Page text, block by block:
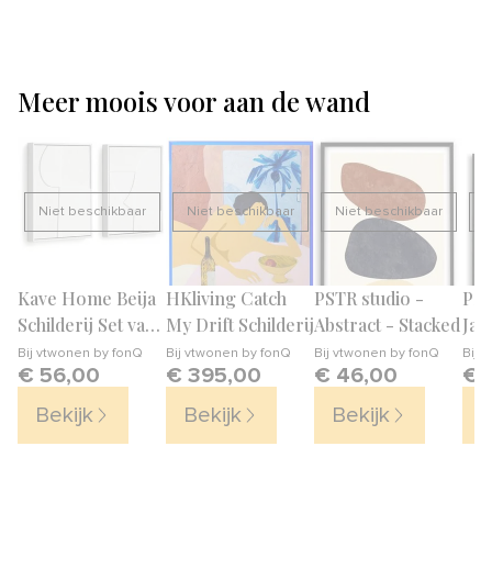
Meer moois voor aan de wand
Niet beschikbaar
Kave Home Beija
Schilderij Set van
2Bij vtwonen by fonQ
€ 56,00
Bekijk
Niet beschikbaar
HKliving Catch
My Drift Schilderij
Bij vtwonen by fonQ
€ 395,00
Bekijk
Niet beschikbaar
PSTR studio -
Abstract - Stacked
Bij vtwonen by fonQ
€ 46,00
Bekijk
II
Bij
€